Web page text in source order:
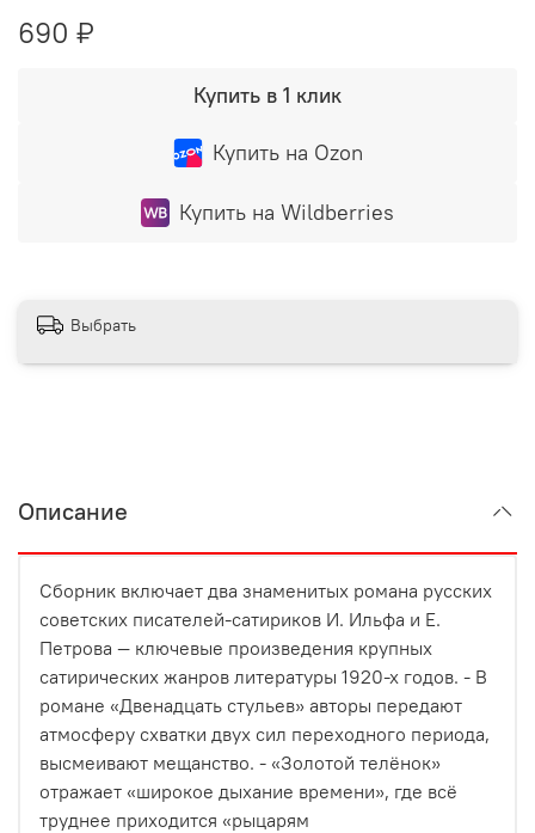
690 ₽
Купить в 1 клик
Купить на Ozon
Купить на Wildberries
Выбрать
Описание
Сборник включает два знаменитых романа русских
советских писателей-сатириков И. Ильфа и Е.
Петрова — ключевые произведения крупных
сатирических жанров литературы 1920-х годов. - В
романе «Двенадцать стульев» авторы передают
атмосферу схватки двух сил переходного периода,
высмеивают мещанство. - «Золотой телёнок»
отражает «широкое дыхание времени», где всё
труднее приходится «рыцарям